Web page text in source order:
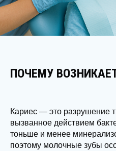
ПОЧЕМУ
Кариес — это разрушение
вызванное действием
тоньше и менее
поэтому молочные зубы